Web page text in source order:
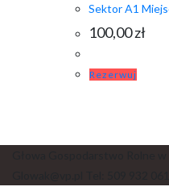
Sektor A1
100,00zł
Rezerwuj